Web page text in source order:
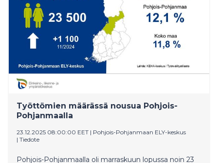
Työttömien määrässä nousua Pohjois-
Pohjanmaalla
23.12.2025 08:00:00 EET | Pohjois-Pohjanmaan ELY-keskus
| Tiedote
Pohjois-Pohjanmaalla oli marraskuun lopussa noin 23